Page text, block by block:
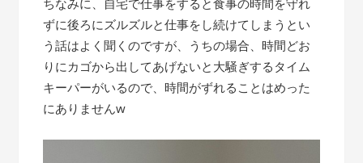
ちなみに、自宅で仕事をすると食事の時間を守れ
ずに後ろにズルズルと仕事をし続けてしまうとい
う話はよく聞くのですが、うちの場合、時間どお
りにカゴから出してあげないと大騒ぎするタイム
キーパーがいるので、時間がずれることはめった
にありませんw